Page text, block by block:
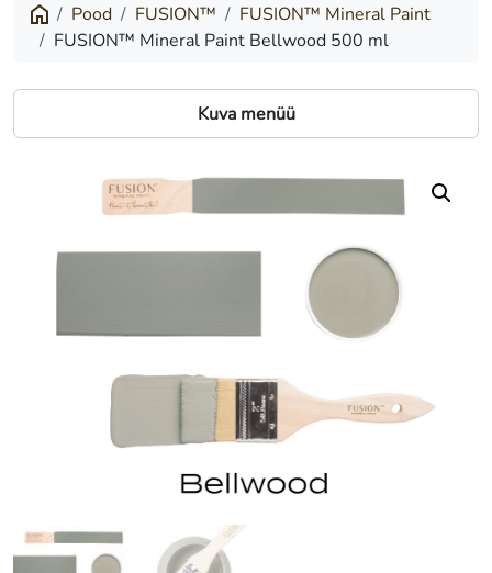
Paint
Bellwood
500
ml
Pood FUSION™
FUSION™ Mineral Paint
FUSION™ Mineral Paint Bellwood 500 ml
Kuva menüü